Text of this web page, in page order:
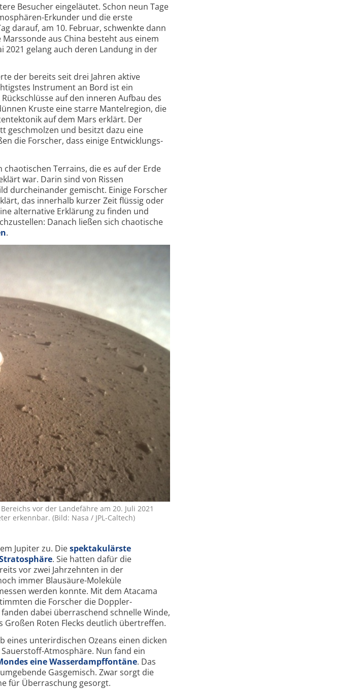
Besucher eingeläutet. Schon neun Tage
Erkunder und die erste
darauf, am 10. Februar, schwenkte dann
aus China besteht aus einem
2021 gelang auch deren Landung in der
der bereits seit drei Jahren aktive
Instrument an Bord ist ein
auf den inneren Aufbau des
Kruste eine starre Mantelregion, die
auf dem Mars erklärt. Der
geschmolzen und besitzt dazu eine
die Forscher, dass einige Entwicklungs­
Terrains, die es auf der Erde
war. Darin sind von Rissen
durcheinander gemischt. Einige Forscher
das innerhalb kurzer Zeit flüssig oder
alternative Erklärung zu finden und
Danach ließen sich chaotische
.
vor der Lande­fähre am 20. Juli 2021
erkennbar. (Bild: Nasa / JPL-Caltech)
Jupiter zu. Diespektakulärste
. Sie hatten dafür die
vor zwei Jahrzehnten in der
immer Blausäure-Moleküle
werden konnte. Mit dem Atacama
die Forscher die Doppler-
dabei überraschend schnelle Winde,
Großen Roten Flecks deutlich übertreffen.
eines unterirdischen Ozeans einen dicken
Atmosphäre. Nun fand ein
eine Wasser­dampf­fontäne. Das
Gasgemisch. Zwar sorgt die
für Überraschung gesorgt.